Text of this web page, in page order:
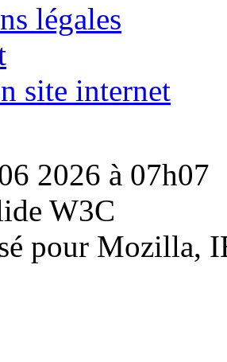
légales
site internet
2026 à 07h07
W3C
pour Mozilla,